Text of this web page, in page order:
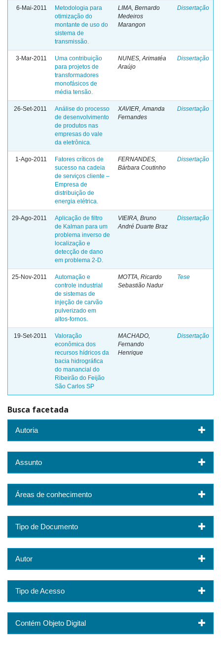
6-Mai-2011
Metodologia para
otimização do
montante de uso do
sistema de
transmissão.
LIMA, Bernardo
Medeiros
Marangon
Dissertação
3-Mar-2011
Uma contribuição
para projetos de
transformadores
monofásicos de
média tensão.
NUNES, Arimatéa
Araújo
Dissertação
26-Set-2011
Análise do processo
de desenvolvimento
de produtos nas
empresas do vale
da eletrônica.
XAVIER, Amanda
Fernandes
Dissertação
1-Ago-2011
Fatores críticos de
sucesso na cadeia
de serviços cliente –
Empresa de
distribuição de
energia elétrica.
FERNANDES,
Bárbara Coutinho
Dissertação
29-Ago-2011
Aplicação de filtro
de Kalman para um
problema inverso de
localização e
detecção de dano
em problema 2-D.
VIEIRA, Bruno
André Duarte Braz
Dissertação
25-Nov-2011
Automação e
controle industrial
de sistemas de
injeção de carvão
pulverizado em
altos-fornos.
MOTTA, Ricardo
Sebastião Nadur
Tese
19-Set-2011
Valoração
econômica dos
recursos hídricos da
bacia hidrográfica
do manancial do
Ribeirão do Feijão
São Carlos SP
MACHADO,
Fernando
Henrique
Dissertação
Busca facetada
Autoria
Assunto
Áreas de conhecimento
Tipo de Documento
Autor
Tipo de Acesso
Contém Objeto Digital